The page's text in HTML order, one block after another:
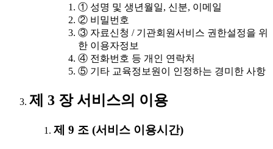
① 성명 및 생년월일, 신분, 이메일
② 비밀번호
③ 자료신청 / 기관회원서비스 권한설정을 위
한 이용자정보
④ 전화번호 등 개인 연락처
⑤ 기타 교육정보원이 인정하는 경미한 사항
제 3 장 서비스의 이용
제 9 조 (서비스 이용시간)